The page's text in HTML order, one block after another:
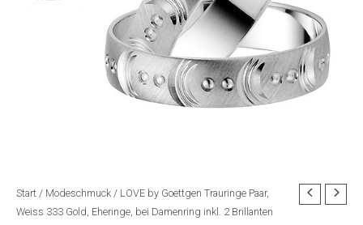
Start / Modeschmuck / LOVE by Goettgen Trauringe Paar,
Weiss 333 Gold, Eheringe, bei Damenring inkl. 2 Brillanten